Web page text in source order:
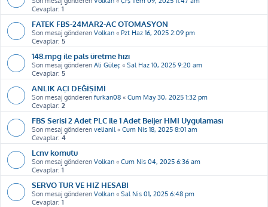
Cevaplar: 1
FATEK FBS-24MAR2-AC OTOMASYON
Son mesaj gönderen Volkan « Pzt Haz 16, 2025 2:09 pm
Cevaplar: 5
148.mpg ile pals üretme hızı
Son mesaj gönderen Ali Güleç « Sal Haz 10, 2025 9:20 am
Cevaplar: 5
ANLIK AÇI DEĞİŞİMİ
Son mesaj gönderen furkan08 « Cum May 30, 2025 1:32 pm
Cevaplar: 2
FBS Serisi 2 Adet PLC ile 1 Adet Beijer HMI Uygulaması
Son mesaj gönderen velianil« Cum Nis 18, 2025 8:01 am
Cevaplar: 4
Lcnv komutu
Son mesaj gönderen Volkan « Cum Nis 04, 2025 6:36 am
Cevaplar: 1
SERVO TUR VE HIZ HESABI
Son mesaj gönderen Volkan « Sal Nis 01, 2025 6:48 pm
Cevaplar: 1